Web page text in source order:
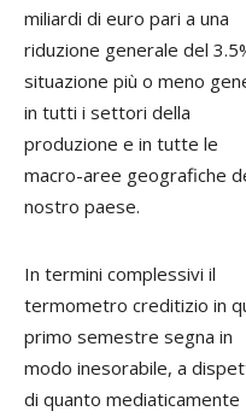
miliardi di euro pari a una
riduzione generale del
situazione più o meno
in tutti i settori della
produzione e in tutte le
macro-aree geografiche
nostro paese.
In termini complessivi il
termometro creditizio in
primo semestre segna in
modo inesorabile, a
di quanto mediaticamente